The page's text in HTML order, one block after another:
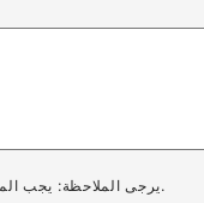
يرجى الملاحظة: يجب الموافقة على التعليقات قبل نشرها.